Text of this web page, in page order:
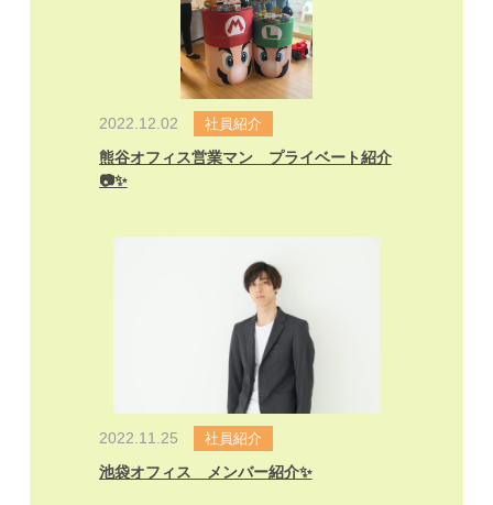
2022.12.02 社員紹介
熊谷オフィス営業マン プライベート紹介
📷✨
2022.11.25 社員紹介
池袋オフィス メンバー紹介✨